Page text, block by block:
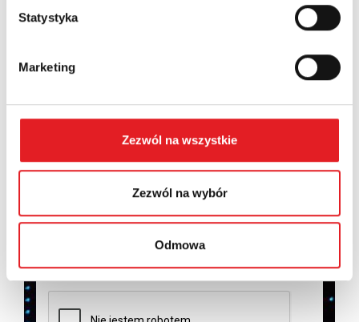
Statystyka
Marketing
Zezwól na wszystkie
Zezwól na wybór
Odmowa
Treść: *
osobowych przez Relpol S.A. Więcej informacji na
temat przetwarzania danych osobowych wPolityce
Zapoznałem z treściąPolityki Prywatności*